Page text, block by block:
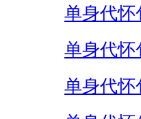
单身代怀
单身代怀
单身代怀